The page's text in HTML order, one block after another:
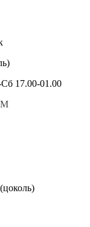
17.00-01.00